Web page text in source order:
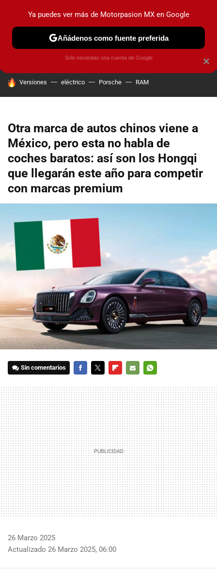
PRUEBAS INDUSTRIA HOY NO CIRCULA
HOY SE HABLA DE
Versiones eléctrico Porsche RAM
Otra marca de autos chinos viene a
México, pero esta no habla de
coches baratos: así son los Hongqi
que llegarán este año para competir
con marcas premium
Sin comentarios
MAIL
26 Marzo 2025
Actualizado 26 Marzo 2025, 06:00
×
Ya puedes ver más de Motorpasion MX en Google
Añádenos como fuente preferida
Solo necesitas una cuenta de Google